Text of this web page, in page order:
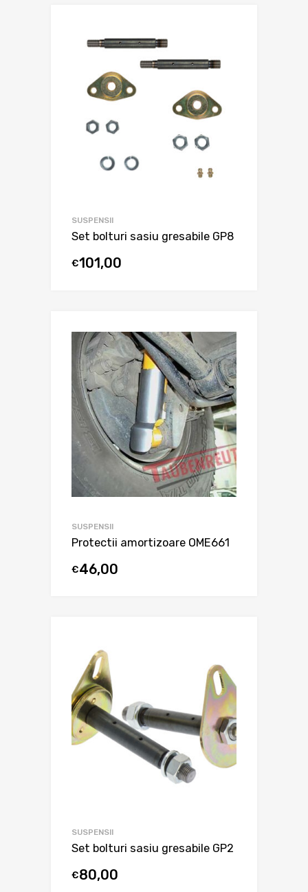
SUSPENSII
Set bolturi sasiu gresabile GP8
€101,00
SUSPENSII
Protectii amortizoare OME661
€46,00
SUSPENSII
Set bolturi sasiu gresabile GP2
€80,00